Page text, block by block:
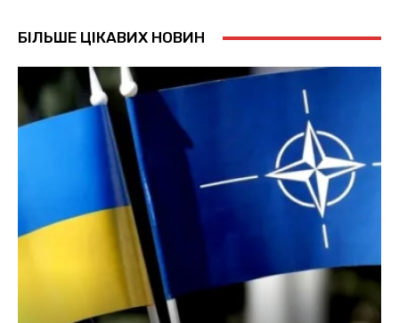
БІЛЬШЕ ЦІКАВИХ НОВИН